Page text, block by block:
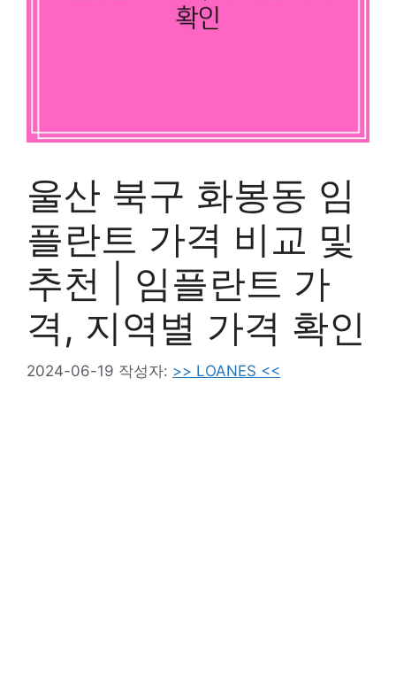
울산 북구 화봉동 임
플란트 가격 비교 및
추천 | 임플란트 가
격, 지역별 가격 확인
2024-06-19 작성자: >> LOANES <<